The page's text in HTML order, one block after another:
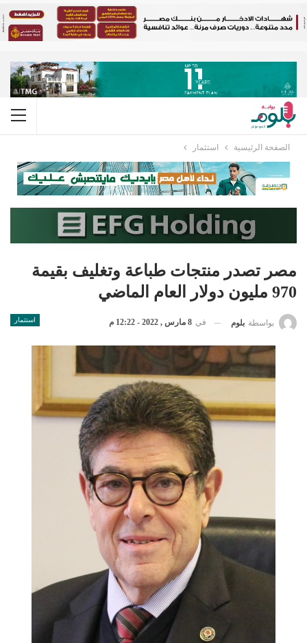
الصفحة الرئيسية استثمار
مصر تصدر منتجات طباعة وتغليف بقيمة
970 مليون دولار العام الماضي
استثمار بواسطة بلوم في 8 مارس , 2022 - 12:22 م